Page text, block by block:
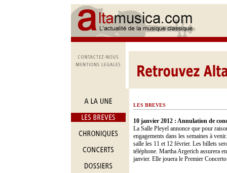
LES BREVES
10 janvier 2012 : Annulation de
La Salle Pleyel annonce que pour
engagements dans les semaines à
salle les 11 et 12 février. Les billets
téléphone. Martha Argerich assurera
janvier. Elle jouera le Premier